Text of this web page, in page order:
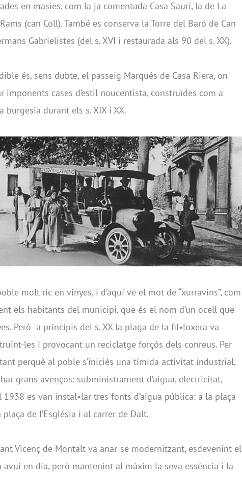
en masies, com la ja comentada Casa Saurí, la de La
(can Coll). També es conserva la Torre del Baró de Can
Gabrielistes (del s. XVI i restaurada als 90 del s. XX).
és, sens dubte, el passeig Marqués de Casa Riera, on
imponents cases d’estil noucentista, construïdes com a
burgesia durant els s. XIX i XX.
molt ric en vinyes, i d’aquí ve el mot de “xurravins”, com
els habitants del municipi, que és el nom d’un ocell que
Però a principis del s. XX la plaga de la fil•loxera va
les i provocant un reciclatge forçós dels conreus. Per
perquè al poble s’iniciés una tímida activitat industrial,
grans avenços: subministrament d’aigua, electricitat,
es van instal•lar tres fonts d’aigua pública: a la plaça
plaça de l’Església i al carrer de Dalt.
Vicenç de Montalt va anar-se modernitzant, esdevenint el
avui en dia, però mantenint al màxim la seva essència i la